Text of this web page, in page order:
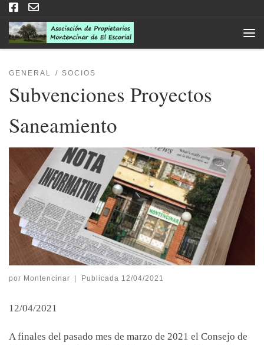
GENERAL SOCIOS
Subvenciones Proyectos
Saneamiento
por Montencinar Publicada 12/04/2021
12/04/2021
A finales del pasado mes de marzo de 2021 el Consejo de